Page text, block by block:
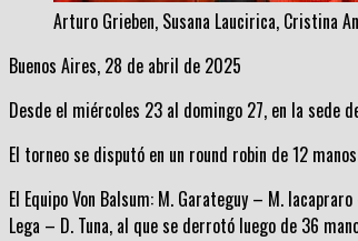
Arturo Grieben, Susana Laucirica, Cristina
Buenos Aires, 28 de abril de 2025
Desde el miércoles 23 al domingo 27, en la sede
El torneo se disputó en un round robin de 12
El Equipo Von Balsum: M. Garateguy – M.
Lega – D. Tuna, al que se derrotó luego de 36